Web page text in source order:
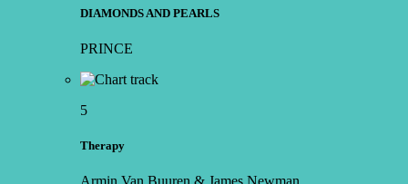
DIAMONDS AND PEARLS
PRINCE
5
Therapy